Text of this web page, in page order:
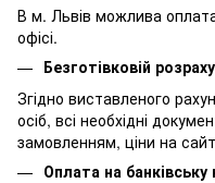
В м. Львів можлива
офісі.
Безготівковій
Згідно виставленого
осіб, всі необхідні
замовленням, ціни на
Оплата на